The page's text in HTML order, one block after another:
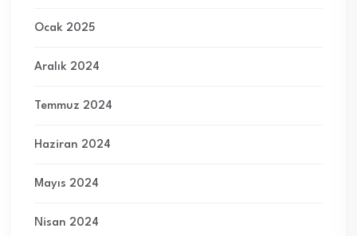
Ocak 2025
Aralık 2024
Temmuz 2024
Haziran 2024
Mayıs 2024
Nisan 2024